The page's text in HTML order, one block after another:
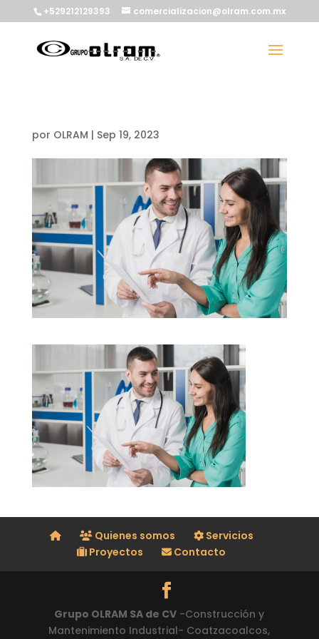
+529212129393 comercializacion@olram.com.mx
por OLRAM | Sep 19, 2023
Quienes somos
Servicios
Proyectos
Contacto
Grupo OLRAM SA de CV -Construcción y
Mantenimiento Industrial- Coatzacoalcos,